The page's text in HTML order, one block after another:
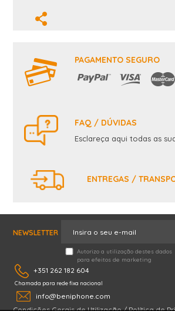
PAGAMENTO SEGURO
FAQ / DÚVIDAS
Esclareça aqui todas as
ENTREGAS /
NEWSLETTER
Autorizo a utilização destes dados
para efeitos de marketing
+351 262 182 604
Chamada para rede fixa nacional
info@beniphone.com